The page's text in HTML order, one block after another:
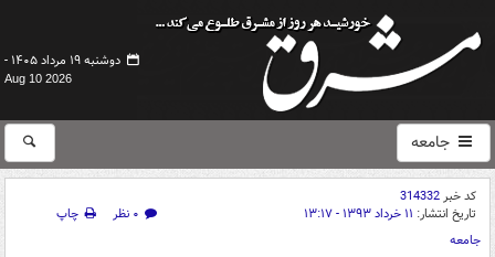
دوشنبه ۱۹ مرداد ۱۴۰۵ -
Aug 10 2026
جامعه
کد خبر314332
تاریخ انتشار: ۱۱ خرداد ۱۳۹۳ - ۱۳:۱۷ ۰ نظر
چاپ
جامعه